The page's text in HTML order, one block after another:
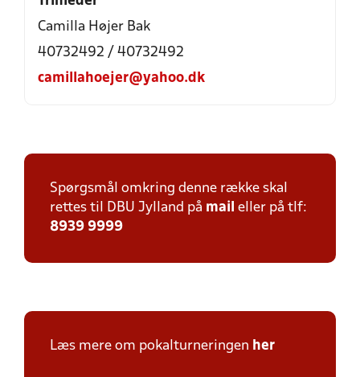
Camilla Højer Bak
40732492 / 40732492
camillahoejer@yahoo.dk
Spørgsmål omkring denne række skal
rettes til DBU Jylland på mail eller på tlf:
8939 9999
Læs mere om pokalturneringen her